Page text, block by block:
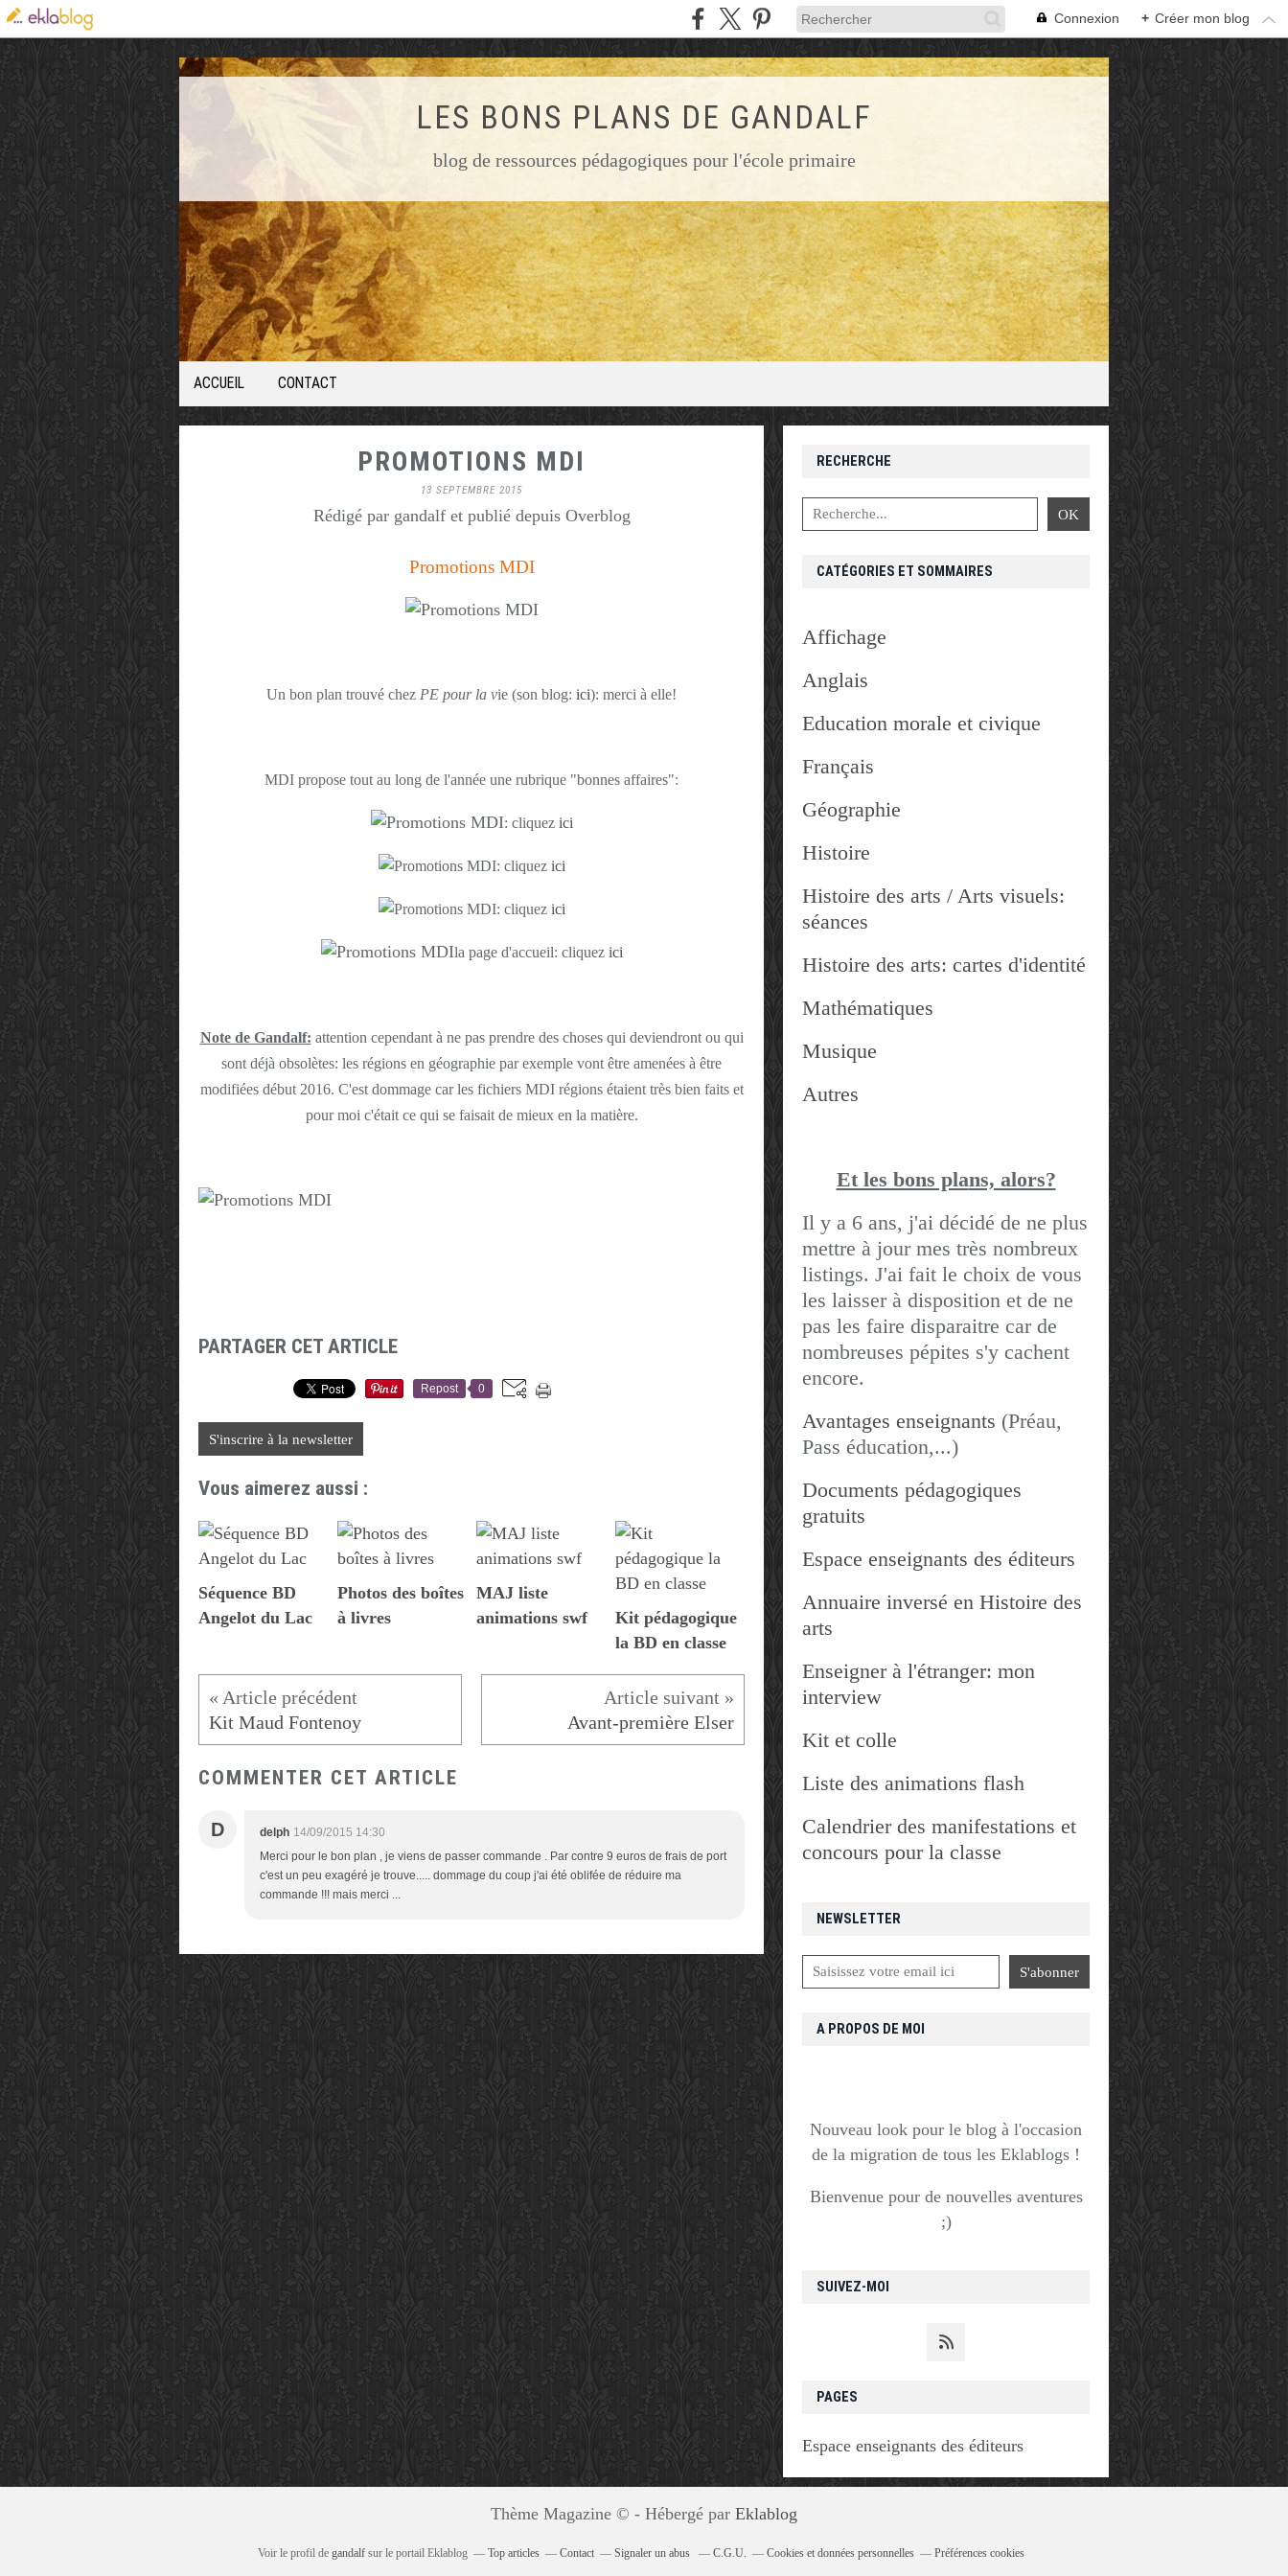
Connexion + Créer mon blog
LES BONS PLANS DE GANDALF
blog de ressources pédagogiques pour l'école primaire
ACCUEIL CONTACT
PROMOTIONS MDI
13 SEPTEMBRE 2015
Rédigé par gandalf et publié depuis Overblog
Promotions MDI
Un bon plan trouvé chez PE pour la vie (son blog: ici): merci à elle!
MDI propose tout au long de l'année une rubrique "bonnes affaires":
: cliquez ici
: cliquez ici
: cliquez ici
la page d'accueil: cliquez ici
Note de Gandalf: attention cependant à ne pas prendre des choses qui deviendront ou qui
sont déjà obsolètes: les régions en géographie par exemple vont être amenées à être
modifiées début 2016. C'est dommage car les fichiers MDI régions étaient très bien faits et
pour moi c'était ce qui se faisait de mieux en la matière.
PARTAGER CET ARTICLE
Repost 0
S'inscrire à la newsletter
Vous aimerez aussi :
Séquence BD
Angelot du Lac
Photos des boîtes
à livres
MAJ liste
animations swf
Kit pédagogique
la BD en classe
Kit Maud Fontenoy Avant-première Elser
COMMENTER CET ARTICLE
D delph 14/09/2015 14:30
Merci pour le bon plan , je viens de passer commande . Par contre 9 euros de frais de port
c'est un peu exagéré je trouve..... dommage du coup j'ai été oblifée de réduire ma
commande !!! mais merci ...
NEWSLETTER
SUIVEZ-MOI
RECHERCHE
PAGES
Espace enseignants des éditeurs
CATÉGORIES ET SOMMAIRES
Affichage
Anglais
Education morale et civique
Français
Géographie
Histoire
Histoire des arts / Arts visuels:
séances
Histoire des arts: cartes d'identité
Mathématiques
Musique
Autres
Et les bons plans, alors?
Il y a 6 ans, j'ai décidé de ne plus
mettre à jour mes très nombreux
listings. J'ai fait le choix de vous
les laisser à disposition et de ne
pas les faire disparaitre car de
nombreuses pépites s'y cachent
encore.
Avantages enseignants (Préau,
Pass éducation,...)
Documents pédagogiques
gratuits
Espace enseignants des éditeurs
Annuaire inversé en Histoire des
arts
Enseigner à l'étranger: mon
interview
Kit et colle
Liste des animations flash
Calendrier des manifestations et
concours pour la classe
A PROPOS DE MOI
Nouveau look pour le blog à l'occasion
de la migration de tous les Eklablogs !
Bienvenue pour de nouvelles aventures
;)
Thème Magazine © - Hébergé par Eklablog
Voir le profil de gandalf sur le portail Eklablog Top articles Contact Signaler un abus C.G.U. Cookies et données personnelles Préférences cookies